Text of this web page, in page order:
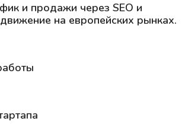
и продажи через SEO и
на европейских рынках.